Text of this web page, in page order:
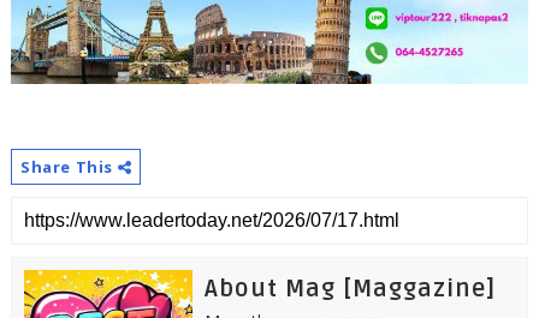
Share This
About Mag [Maggazine]